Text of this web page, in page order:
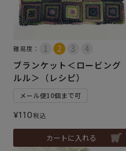
難易度：
ブランケット＜ロービング
ルル＞（レシピ）
メール便10個まで可
¥110税込
カートに入れる